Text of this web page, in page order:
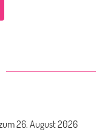
26. August 2026